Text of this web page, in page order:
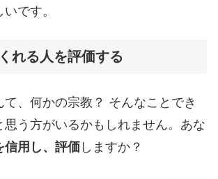
です。
れる人を評価する
、何かの宗教？ そんなことでき
思う方がいるかもしれません。あな
信用し、評価 しますか？